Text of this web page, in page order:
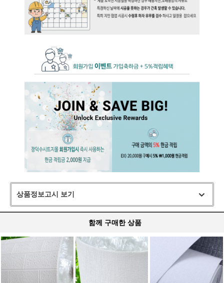
상품정보고시 보기
함께 구매한 상품